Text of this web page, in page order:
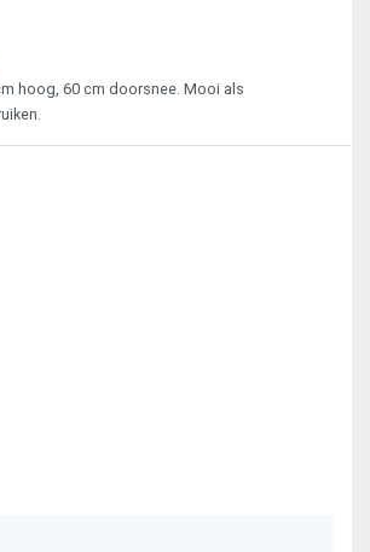
hoog, 60 cm doorsnee. Mooi als